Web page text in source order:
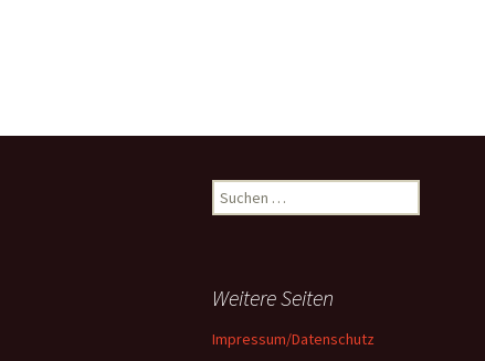
Suchen
nach:
Weitere Seiten
Impressum/Datenschutz